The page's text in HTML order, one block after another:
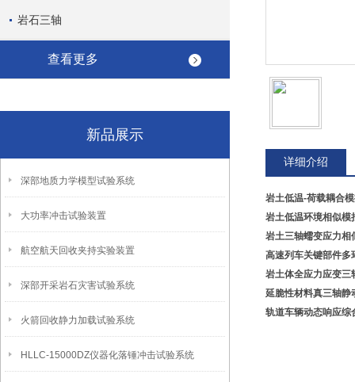
岩石三轴
查看更多
新品展示
深部地质力学模型试验系统
大功率冲击试验装置
航空航天回收夹持实验装置
深部开采岩石灾害试验系统
火箭回收静力加载试验系统
HLLC-15000DZ仪器化落锤冲击试验系统
详细介绍
岩土低温-荷载耦合
岩土低温环境相似模
岩土三轴蠕变应力相
高速列车关键部件多
岩土体全应力应变三
延脆性材料真三轴静
轨道车辆动态响应综